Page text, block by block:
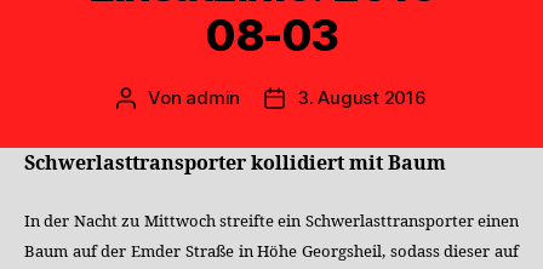
08-03
Beitragsautor
Von admin Veröffentlichungsdatum
3. August 2016
Schwerlasttransporter kollidiert mit Baum
In der Nacht zu Mittwoch streifte ein Schwerlasttransporter einen
Baum auf der Emder Straße in Höhe Georgsheil, sodass dieser auf